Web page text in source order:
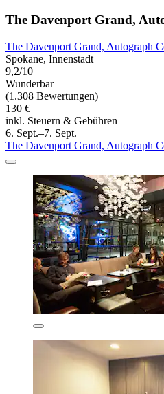
The Davenport Grand,
The Davenport Grand, Autograph
Spokane, Innenstadt
9,2/10
Wunderbar
(1.308 Bewertungen)
130 €
inkl. Steuern & Gebühren
6. Sept.–7. Sept.
The Davenport Grand, Autograph